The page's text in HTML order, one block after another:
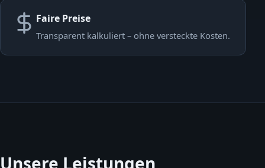
Faire Preise
Transparent kalkuliert – ohne versteckte Kosten.
Unsere Leistungen